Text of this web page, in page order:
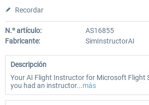
Recordar
N.º artículo:
AS16855
Fabricante:
SimInstructorAI
Descripción
Your AI Flight Instructor for Microsoft Flight
you had an instructor...más